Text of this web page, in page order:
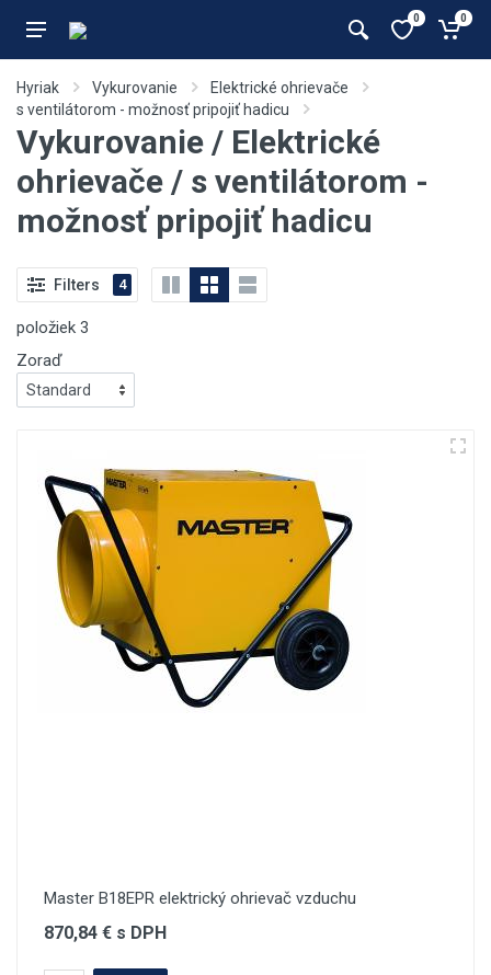
0 0
Hyriak Vykurovanie
Elektrické ohrievače
s ventilátorom - možnosť pripojiť hadicu
Vykurovanie / Elektrické
ohrievače / s ventilátorom -
možnosť pripojiť hadicu
Filters 4
položiek 3
Zoraď
Master B18EPR elektrický ohrievač vzduchu
870,84 € s DPH